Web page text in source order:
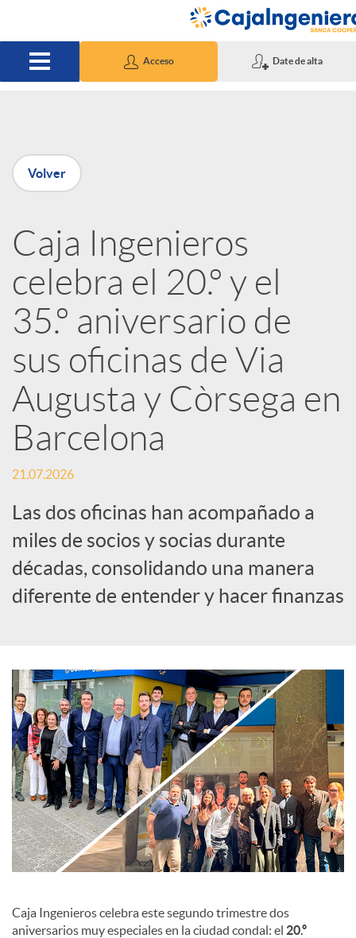
Acceso Date de alta
P
u
b
l
i
c
a
d
o
r
e
c
o
n
t
Volver
Caja Ingenieros
celebra el 20.º y el
35.º aniversario de
sus oficinas de Via
Augusta y Còrsega en
Barcelona
21.07.2026
Las dos oficinas han acompañado a
miles de socios y socias durante
décadas, consolidando una manera
diferente de entender y hacer finanzas
Caja Ingenieros celebra este segundo trimestre dos
aniversarios muy especiales en la ciudad condal: el 20.º